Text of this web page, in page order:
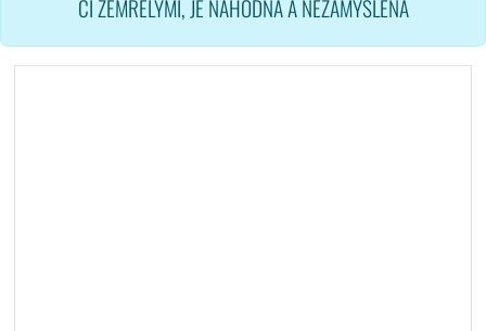
ČI ZEMŘELÝMI, JE NÁHODNÁ A NEZAMÝŠLENÁ